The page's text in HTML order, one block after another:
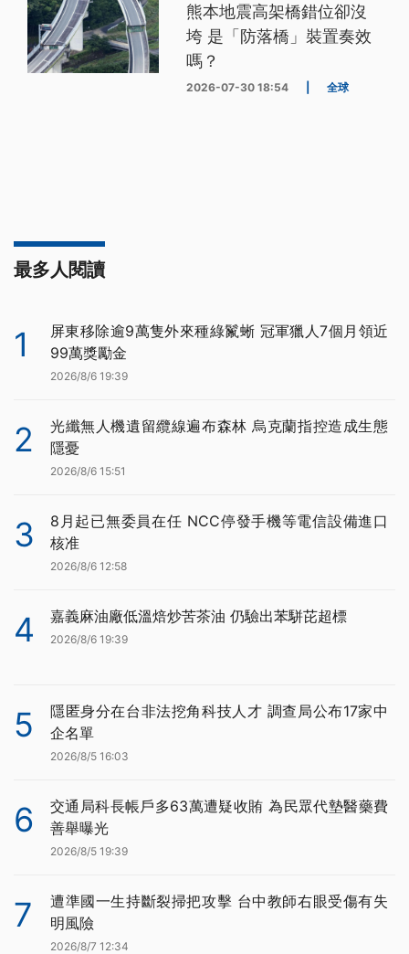
熊本地震高架橋錯位卻沒
垮 是「防落橋」裝置奏效
嗎？
2026-07-30 18:54 全球
最多人閱讀
1
屏東移除逾9萬隻外來種綠鬣蜥 冠軍獵人7個月領近
99萬獎勵金
2026/8/6 19:39
2
光纖無人機遺留纜線遍布森林 烏克蘭指控造成生態
隱憂
2026/8/6 15:51
3
8月起已無委員在任 NCC停發手機等電信設備進口
核准
2026/8/6 12:58
4 嘉義麻油廠低溫焙炒苦茶油 仍驗出苯駢芘超標
2026/8/6 19:39
5
隱匿身分在台非法挖角科技人才 調查局公布17家中
企名單
2026/8/5 16:03
6
交通局科長帳戶多63萬遭疑收賄 為民眾代墊醫藥費
善舉曝光
2026/8/5 19:39
7
遭準國一生持斷裂掃把攻擊 台中教師右眼受傷有失
明風險
2026/8/7 12:34